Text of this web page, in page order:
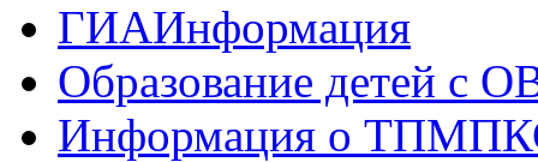
ГИАИнформация
Образование детей с
Информация о ТПМПК